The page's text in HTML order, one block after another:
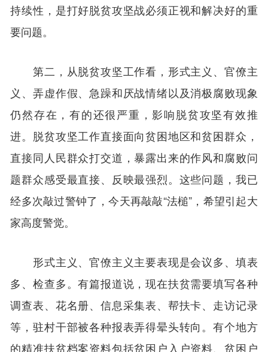
持续性，是打好脱贫攻坚战必须正视和解决好的重
要问题。
第二，从脱贫攻坚工作看，形式主义、官僚主
义、弄虚作假、急躁和厌战情绪以及消极腐败现象
仍然存在，有的还很严重，影响脱贫攻坚有效推
进。脱贫攻坚工作直接面向贫困地区和贫困群众，
直接同人民群众打交道，暴露出来的作风和腐败问
题群众感受最直接、反映最强烈。这些问题，我已
经多次敲过警钟了，今天再敲敲“法槌”，希望引起大
家高度警觉。
形式主义、官僚主义主要表现是会议多、填表
多、检查多。有篇报道说，现在扶贫需要填写各种
调查表、花名册、信息采集表、帮扶卡、走访记录
等，驻村干部被各种报表弄得晕头转向。有个地方
的精准扶贫档案资料包括贫困户入户资料、贫困户